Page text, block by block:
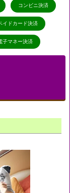
コンビニ決済
イドカード決済
子マネー決済